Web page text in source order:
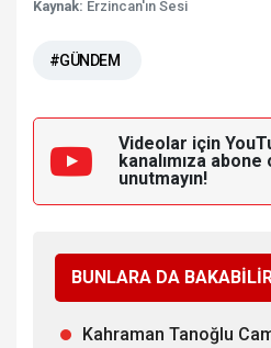
Kaynak: Erzincan'ın Sesi
#GÜNDEM
Videolar için
kanalımıza abone
unutmayın!
BUNLARA DA
Kahraman Tanoğlu